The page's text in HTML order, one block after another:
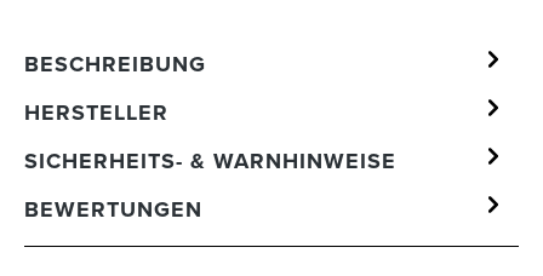
BESCHREIBUNG
HERSTELLER
SICHERHEITS- & WARNHINWEISE
BEWERTUNGEN